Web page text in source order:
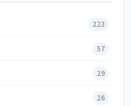
223
57
29
26